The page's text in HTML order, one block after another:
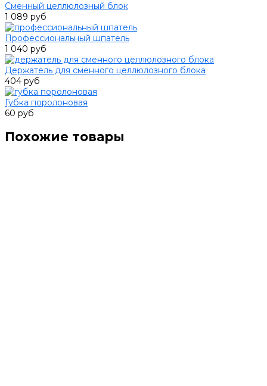
Сменный целлюлозный блок
1 089 руб
Профессиональный шпатель
1 040 руб
Держатель для сменного целлюлозного блока
404 руб
Губка поролоновая
60 руб
Похожие товары